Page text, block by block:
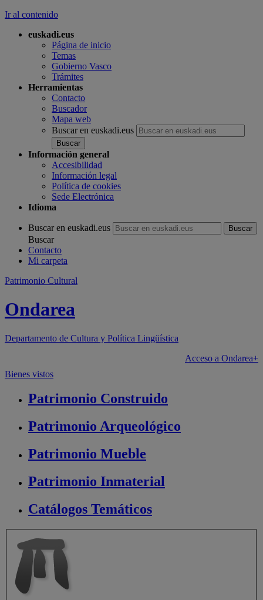
Ir al contenido
euskadi.eus
Página de inicio
Temas
Gobierno Vasco
Trámites
Herramientas
Contacto
Buscador
Mapa web
Buscar en euskadi.eus
Información general
Accesibilidad
Información legal
Política de cookies
Sede Electrónica
Idioma
Buscar en euskadi.eus
Buscar
Contacto
Mi carpeta
Patrimonio Cultural
Ondarea
Departamento de Cultura y Política Lingüística
Acceso a Ondarea+
Bienes vistos
Patrimonio Construido
Patrimonio Arqueológico
Patrimonio Mueble
Patrimonio Inmaterial
Catálogos Temáticos